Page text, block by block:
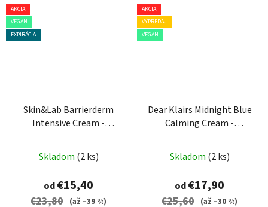
AKCIA
VEGAN
EXPIRÁCIA
Skin&Lab Barrierderm
Intensive Cream -
krém na tvár
Skladom (2 ks)
od€15,40
€23,80 (až –39 %)
AKCIA
VÝPREDAJ
VEGAN
Dear Klairs Midnight Blue
Calming Cream -
Skladom (2 ks)
od€17,90
€25,60 (až –30 %)